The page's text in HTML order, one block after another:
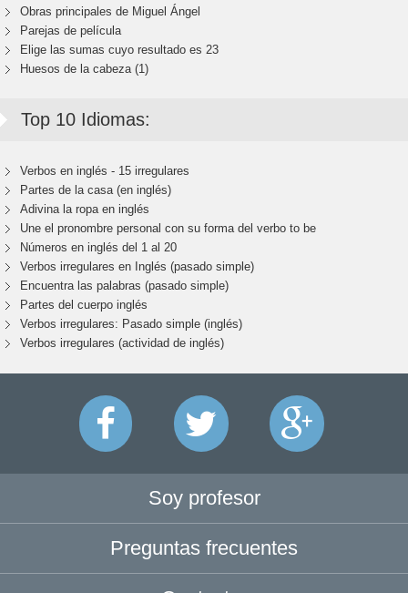
Obras principales de Miguel Ángel
Parejas de película
Elige las sumas cuyo resultado es 23
Huesos de la cabeza (1)
Top 10 Idiomas:
Verbos en inglés - 15 irregulares
Partes de la casa (en inglés)
Adivina la ropa en inglés
Une el pronombre personal con su forma del verbo to be
Números en inglés del 1 al 20
Verbos irregulares en Inglés (pasado simple)
Encuentra las palabras (pasado simple)
Partes del cuerpo inglés
Verbos irregulares: Pasado simple (inglés)
Verbos irregulares (actividad de inglés)
Soy profesor
Preguntas frecuentes